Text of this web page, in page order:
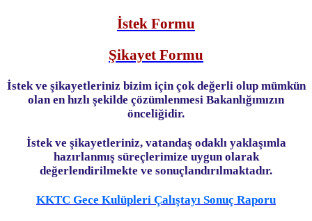
İstek Formu
Şikayet Formu
İstek ve şikayetleriniz bizim için çok değerli olup mümkün
olan en hızlı şekilde çözümlenmesi Bakanlığımızın
önceliğidir.
İstek ve şikayetleriniz, vatandaş odaklı yaklaşımla
hazırlanmış süreçlerimize uygun olarak
değerlendirilmekte ve sonuçlandırılmaktadır.
KKTC Gece Kulüpleri Çalıştayı Sonuç Raporu